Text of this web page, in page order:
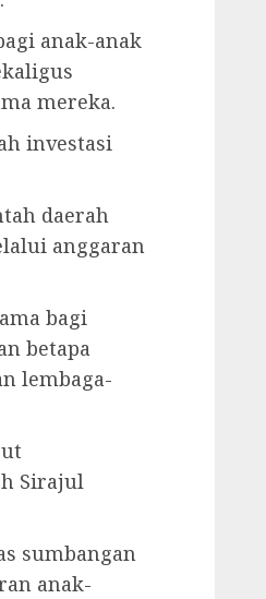
anak-anak
mereka.
investasi
daerah
anggaran
bagi
betapa
lembaga-
Sirajul
sumbangan
anak-